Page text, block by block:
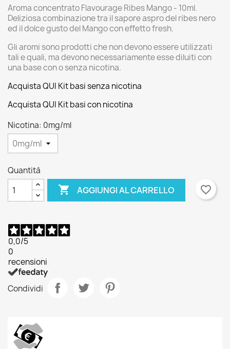
Aroma concentrato Flavourage Ribes Mango - 10ml.
Deliziosa combinazione tra il sapore aspro del ribes nero
ed il dolce gusto del Mango con effetto fresh.
Gli aromi sono prodotti che non devono essere utilizzati
tali e quali, ma devono necessariamente esse diluiti con
una base con o senza nicotina.
Acquista QUI Kit basi senza nicotina
Acquista QUI Kit basi con nicotina
Nicotina: 0mg/ml
Quantità
 AGGIUNGI AL CARRELLO favorite_border
0,0/5
0
recensioni
Condividi